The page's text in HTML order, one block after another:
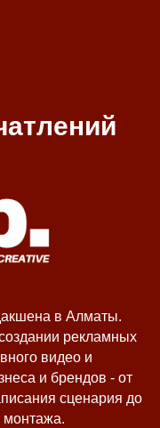
в Алматы.
рекламных
видео и
и брендов - от
сценария до
монтажа.